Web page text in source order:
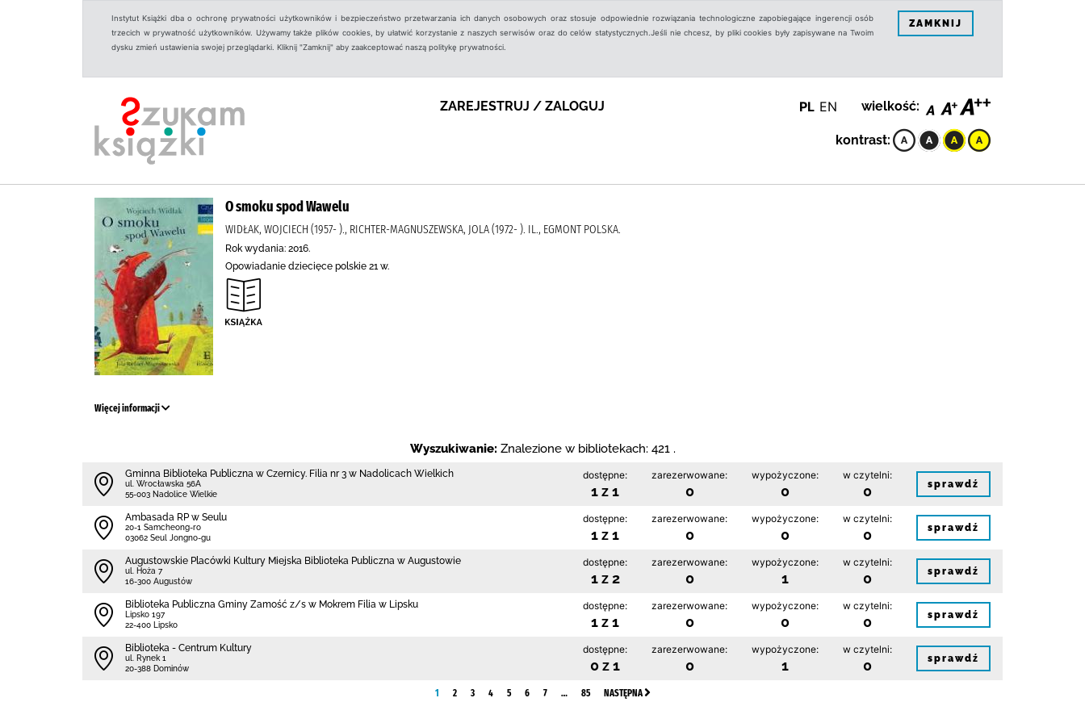
Instytut Książki dba o ochronę prywatności użytkowników i bezpieczeństwo przetwarzania ich danych osobowych oraz stosuje odpowiednie rozwiązania technologiczne zapobiegające ingerencji osób
trzecich w prywatność użytkowników. Używamy także plików cookies, by ułatwić korzystanie z naszych serwisów oraz do celów statystycznych.Jeśli nie chcesz, by pliki cookies były zapisywane na Twoim
dysku zmień ustawienia swojej przeglądarki. Kliknij "Zamknij" aby zaakceptować naszą politykę prywatności.
ZAMKNIJ
ZAREJESTRUJ / ZALOGUJ PL EN wielkość:
kontrast:
O smoku spod Wawelu
WIDŁAK, WOJCIECH (1957- )., RICHTER-MAGNUSZEWSKA, JOLA (1972- ). IL., EGMONT POLSKA.
Rok wydania: 2016.
Opowiadanie dziecięce polskie 21 w.
Więcej informacji
Wyszukiwanie: Znalezione w bibliotekach: 421 .
Gminna Biblioteka Publiczna w Czernicy. Filia nr 3 w Nadolicach Wielkich
ul. Wrocławska 56A
55-003 Nadolice Wielkie
dostępne:
1 z 1
zarezerwowane:
0
wypożyczone:
0
w czytelni:
0 sprawdź
Ambasada RP w Seulu
20-1 Samcheong-ro
03062 Seul Jongno-gu
dostępne:
1 z 1
zarezerwowane:
0
wypożyczone:
0
w czytelni:
0 sprawdź
Augustowskie Placówki Kultury Miejska Biblioteka Publiczna w Augustowie
ul. Hoża 7
16-300 Augustów
dostępne:
1 z 2
zarezerwowane:
0
wypożyczone:
1
w czytelni:
0 sprawdź
Biblio­teka Publiczna Gminy Zamość z/s w Mokrem Filia w Lipsku
Lipsko 197
22-400 Lipsko
dostępne:
1 z 1
zarezerwowane:
0
wypożyczone:
0
w czytelni:
0 sprawdź
Biblioteka - Centrum Kultury
ul. Rynek 1
20-388 Dominów
dostępne:
0 z 1
zarezerwowane:
0
wypożyczone:
1
w czytelni:
0 sprawdź
1 2 3 4 5 6 7 … 85 NASTĘPNA